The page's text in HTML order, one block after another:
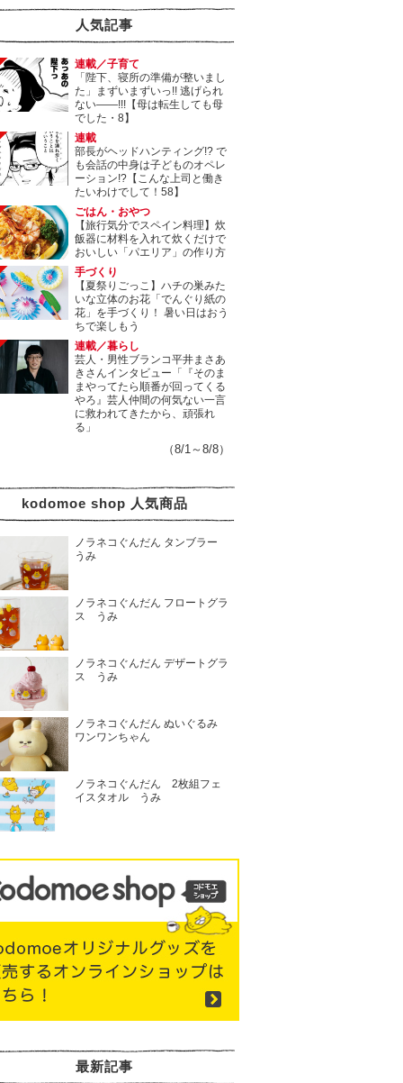
人気記事
連載／子育て
「陛下、寝所の準備が整いまし
た」まずいまずいっ!! 逃げられ
ない――!!!【母は転生しても母
でした・8】
連載
部長がヘッドハンティング!? で
も会話の中身は子どものオペレ
ーション!?【こんな上司と働き
たいわけでして！58】
ごはん・おやつ
【旅行気分でスペイン料理】炊
飯器に材料を入れて炊くだけで
おいしい「パエリア」の作り方
手づくり
【夏祭りごっこ】ハチの巣みた
いな立体のお花「でんぐり紙の
花」を手づくり！ 暑い日はおう
ちで楽しもう
連載／暮らし
芸人・男性ブランコ平井まさあ
きさんインタビュー「『そのま
まやってたら順番が回ってくる
やろ』芸人仲間の何気ない一言
に救われてきたから、頑張れ
る」
（8/1～8/8）
kodomoe shop 人気商品
ノラネコぐんだん タンブラー
うみ
ノラネコぐんだん フロートグラ
ス うみ
ノラネコぐんだん デザートグラ
ス うみ
ノラネコぐんだん ぬいぐるみ
ワンワンちゃん
ノラネコぐんだん 2枚組フェ
イスタオル うみ
最新記事